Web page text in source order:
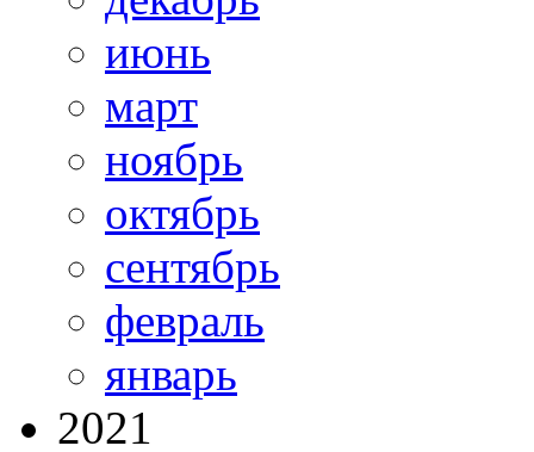
июнь
март
ноябрь
октябрь
сентябрь
февраль
январь
2021